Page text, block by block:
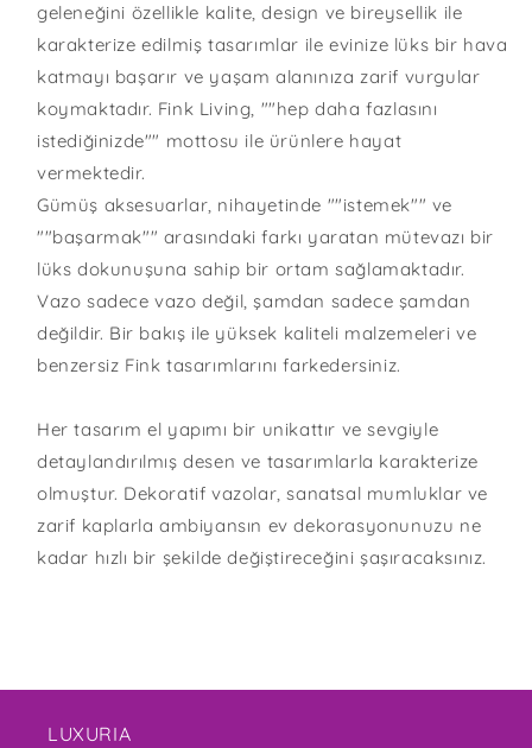
geleneğini özellikle kalite, design ve bireysellik ile
karakterize edilmiş tasarımlar ile evinize lüks bir hava
katmayı başarır ve yaşam alanınıza zarif vurgular
koymaktadır. Fink Living, ""hep daha fazlasını
istediğinizde"" mottosu ile ürünlere hayat
vermektedir.
Gümüş aksesuarlar, nihayetinde ""istemek"" ve
""başarmak"" arasındaki farkı yaratan mütevazı bir
lüks dokunuşuna sahip bir ortam sağlamaktadır.
Vazo sadece vazo değil, şamdan sadece şamdan
değildir. Bir bakış ile yüksek kaliteli malzemeleri ve
benzersiz Fink tasarımlarını farkedersiniz.
Her tasarım el yapımı bir unikattır ve sevgiyle
detaylandırılmış desen ve tasarımlarla karakterize
olmuştur. Dekoratif vazolar, sanatsal mumluklar ve
zarif kaplarla ambiyansın ev dekorasyonunuzu ne
kadar hızlı bir şekilde değiştireceğini şaşıracaksınız.
LUXURIA